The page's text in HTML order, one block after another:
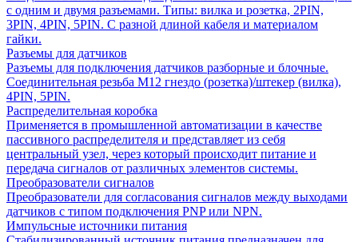
с одним и двумя разъемами. Типы: вилка и розетка, 2PIN,
3PIN, 4PIN, 5PIN. С разной длиной кабеля и материалом
гайки.
Разъемы для датчиков
Разъемы для подключения датчиков разборные и блочные.
Соединительная резьба М12 гнездо (розетка)/штекер (вилка),
4PIN, 5PIN.
Распределительная коробка
Применяется в промышленной автоматизации в качестве
пассивного распределителя и представляет из себя
центральный узел, через который происходит питание и
передача сигналов от различных элементов системы.
Преобразователи сигналов
Преобразователи для согласования сигналов между выходами
датчиков с типом подключения PNP или NPN.
Импульсные источники питания